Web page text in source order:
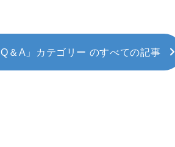
Q＆A」カテゴリー のすべての記事